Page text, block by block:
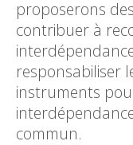
proposerons
contribuer à
responsabiliser
instruments
commun.